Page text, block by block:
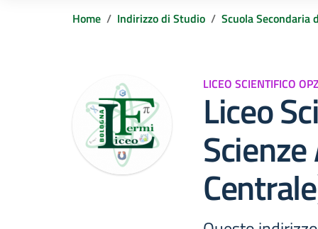
Home Indirizzo di Studio Scuola Secondaria
LICEO SCIENTIFICO
Liceo